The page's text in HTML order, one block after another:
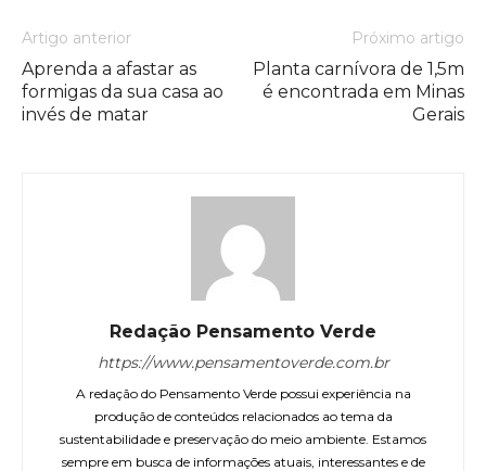
Artigo anterior
Aprenda a afastar as
formigas da sua casa ao
invés de matar
Próximo artigo
Planta carnívora de 1,5m
é encontrada em Minas
Gerais
Redação Pensamento Verde
https://www.pensamentoverde.com.br
A redação do Pensamento Verde possui experiência na
produção de conteúdos relacionados ao tema da
sustentabilidade e preservação do meio ambiente. Estamos
sempre em busca de informações atuais, interessantes e de